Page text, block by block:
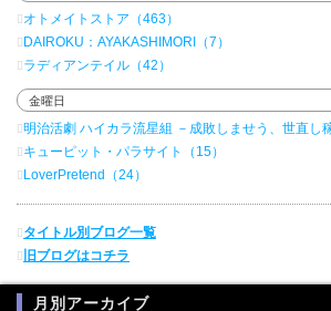
オトメイトストア（463）
DAIROKU：AYAKASHIMORI（7）
ラディアンテイル（42）
金曜日
明治活劇 ハイカラ流星組 －成敗しませう、世直し
キューピット・パラサイト（15）
LoverPretend（24）
タイトル別ブログ一覧
旧ブログはコチラ
月別アーカイブ